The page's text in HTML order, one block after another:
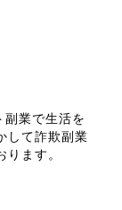
業で生活を
して詐欺副業
ます。